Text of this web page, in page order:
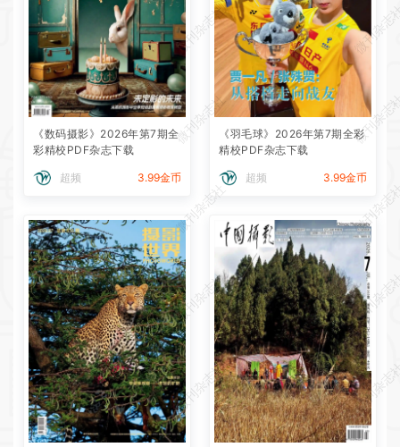
《数码摄影》2026年第7期全
彩精校PDF杂志下载
超频 3.99金币
《羽毛球》2026年第7期全彩
精校PDF杂志下载
超频 3.99金币
微刊杂志社
微刊杂
微刊杂志社
微刊杂
微刊杂志社
微刊杂
微刊杂志社
微刊杂
微刊杂志社
微刊杂